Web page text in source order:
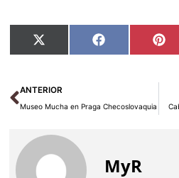
Compartir
en
X
(Twitter)
Compartir
en
Facebook
en
Ant
ANTERIOR
Museo Mucha en Praga Checoslovaquia
MyR